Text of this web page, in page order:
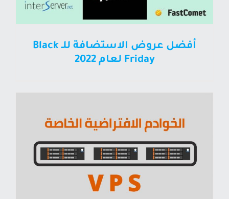
أفضل عروض الاستضافة للـ Black
Friday لعام 2022